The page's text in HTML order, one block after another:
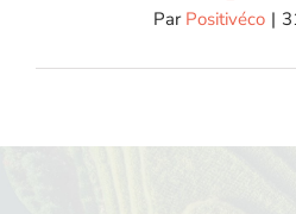
Par Positivéco |